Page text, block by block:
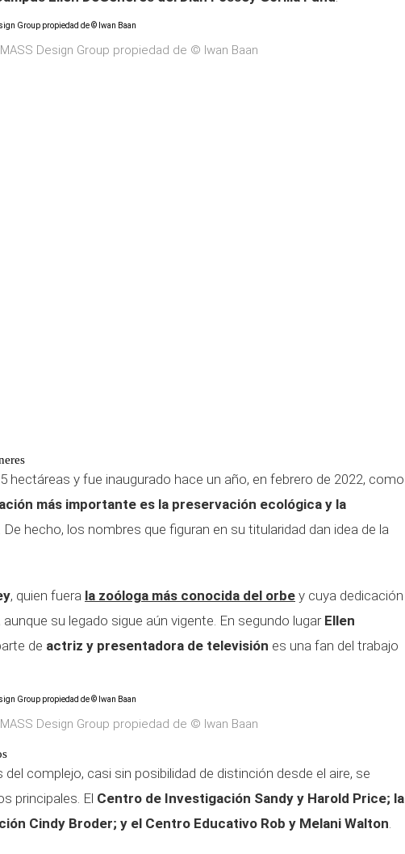
Design Group propiedad de © Iwan Baan
hectáreas y fue inaugurado hace un año, en febrero de 2022, como
más importante es la preservación ecológica y la
. De hecho, los nombres que figuran en su titularidad dan idea de la
, quien fuera la zoóloga más conocida del orbe y cuya dedicación
su legado sigue aún vigente. En segundo lugar Ellen
de actriz y presentadora de televisión es una fan del trabajo
Design Group propiedad de © Iwan Baan
complejo, casi sin posibilidad de distinción desde el aire, se
principales. El Centro de Investigación Sandy y Harold Price; la
Cindy Broder; y el Centro Educativo Rob y Melani Walton.